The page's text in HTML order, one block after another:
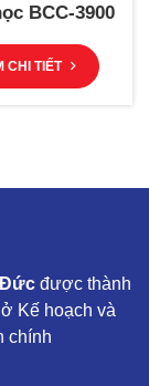
BCC-3900
CHI TIẾT
Đức được thành
Kế hoạch và
chính